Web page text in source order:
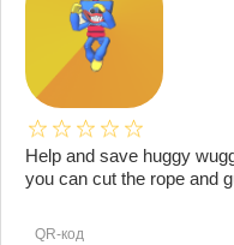
Help and save huggy
you can cut the rope and
QR-код